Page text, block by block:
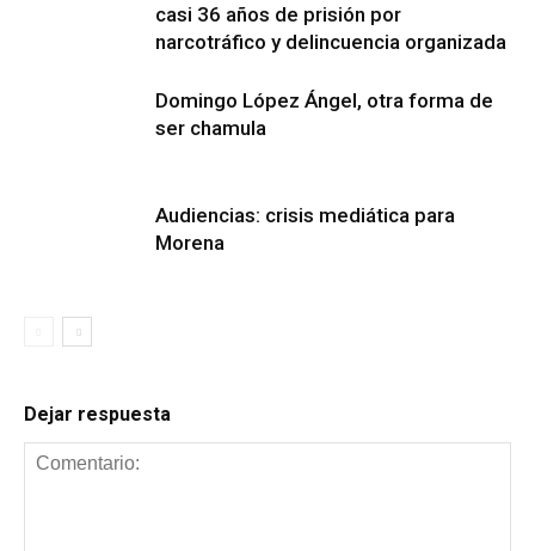
casi 36 años de prisión por
narcotráfico y delincuencia organizada
Domingo López Ángel, otra forma de
ser chamula
Audiencias: crisis mediática para
Morena
Dejar respuesta